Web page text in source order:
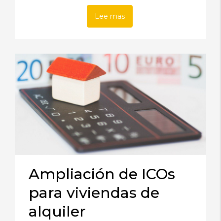
Lee mas
Ampliación de ICOs
para viviendas de
alquiler